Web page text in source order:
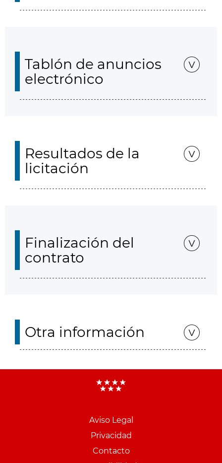
Tablón de anuncios
electrónico
Resultados de la
licitación
Finalización del
contrato
Otra información
Aviso Legal
Privacidad
Contacto